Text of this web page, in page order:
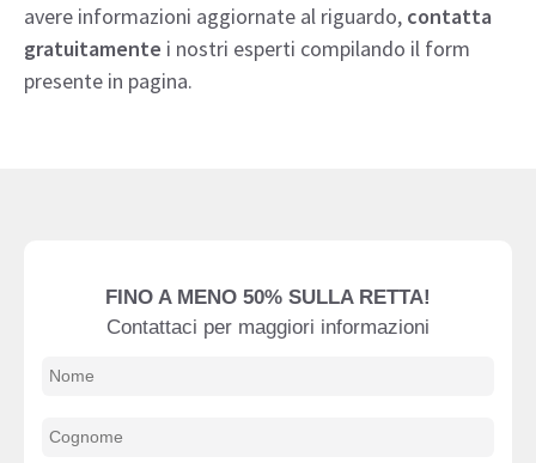
avere informazioni aggiornate al riguardo, contatta
gratuitamente i nostri esperti compilando il form
presente in pagina.
FINO A MENO 50% SULLA RETTA!
Contattaci per maggiori informazioni